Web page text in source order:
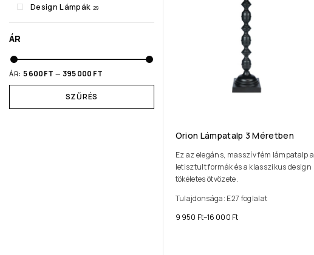
Design Lámpák 29
ÁR
SZŰRÉS
ÁR: 5 600 FT — 395 000 FT
Orion Lámpatalp 3 Méretben
Ez az elegáns, masszív fém lámpatalp a
letisztult formák és a klasszikus design
tökéletes ötvözete.
Tulajdonsága: E27 foglalat
9 950 Ft–16 000 Ft